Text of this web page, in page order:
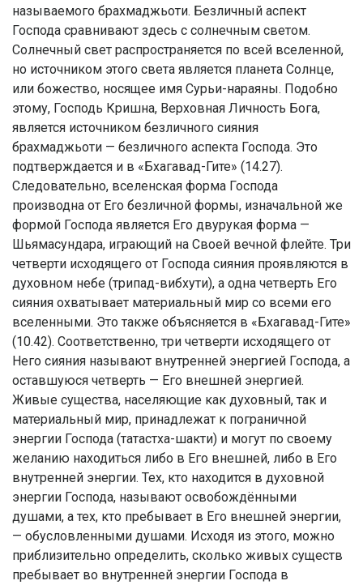
называемого брахмаджьоти. Безличный аспект
Господа сравнивают здесь с солнечным светом.
Солнечный свет распространяется по всей вселенной,
но источником этого света является планета Солнце,
или божество, носящее имя Сурьи-нараяны. Подобно
этому, Господь Кришна, Верховная Личность Бога,
является источником безличного сияния
брахмаджьоти — безличного аспекта Господа. Это
подтверждается и в «Бхагавад-Гите» (14.27).
Следовательно, вселенская форма Господа
производна от Его безличной формы, изначальной же
формой Господа является Его двурукая форма —
Шьямасундара, играющий на Своей вечной флейте. Три
четверти исходящего от Господа сияния проявляются в
духовном небе (трипад-вибхути), а одна четверть Его
сияния охватывает материальный мир со всеми его
вселенными. Это также объясняется в «Бхагавад-Гите»
(10.42). Соответственно, три четверти исходящего от
Него сияния называют внутренней энергией Господа, а
оставшуюся четверть — Его внешней энергией.
Живые существа, населяющие как духовный, так и
материальный мир, принадлежат к пограничной
энергии Господа (татастха-шакти) и могут по своему
желанию находиться либо в Его внешней, либо в Его
внутренней энергии. Тех, кто находится в духовной
энергии Господа, называют освобождёнными
душами, а тех, кто пребывает в Его внешней энергии,
— обусловленными душами. Исходя из этого, можно
приблизительно определить, сколько живых существ
пребывает во внутренней энергии Господа в